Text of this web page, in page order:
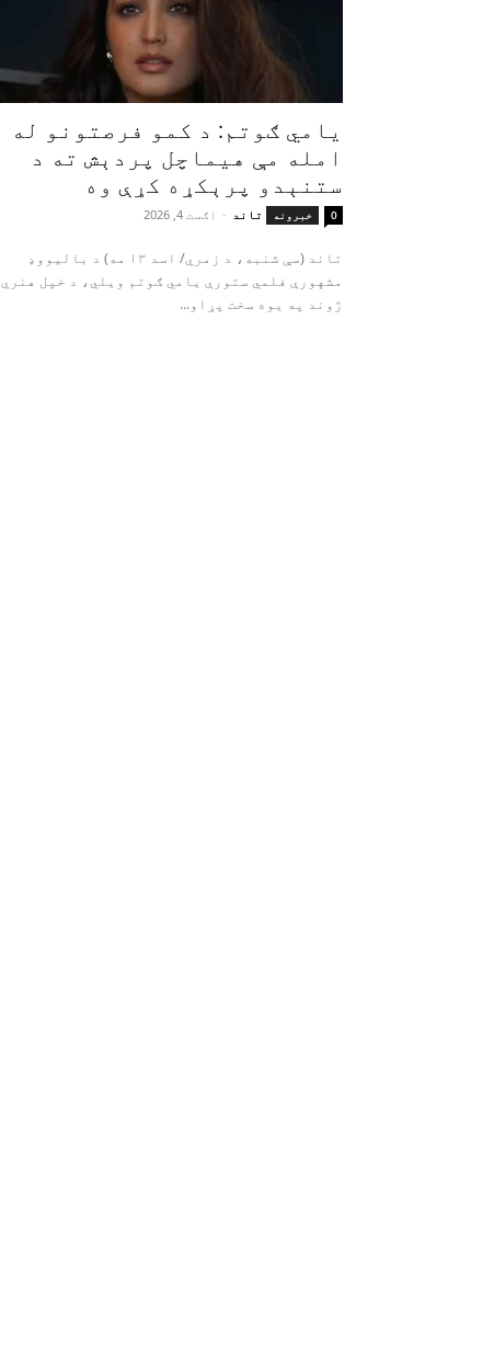
یامي ګوتم: د کمو فرصتونو له
امله مې هیماچل پردېش ته د
ستنېدو پرېکړه کړې وه
خبرونه تاند - اګست 4, 2026 0
تاند (سې شنبه، د زمري/ اسد ۱۳ مه) د بالیووډ
مشهورې فلمي ستورې یامي ګوتم ویلي، د خپل هنري
ژوند په یوه سخت پړاو...